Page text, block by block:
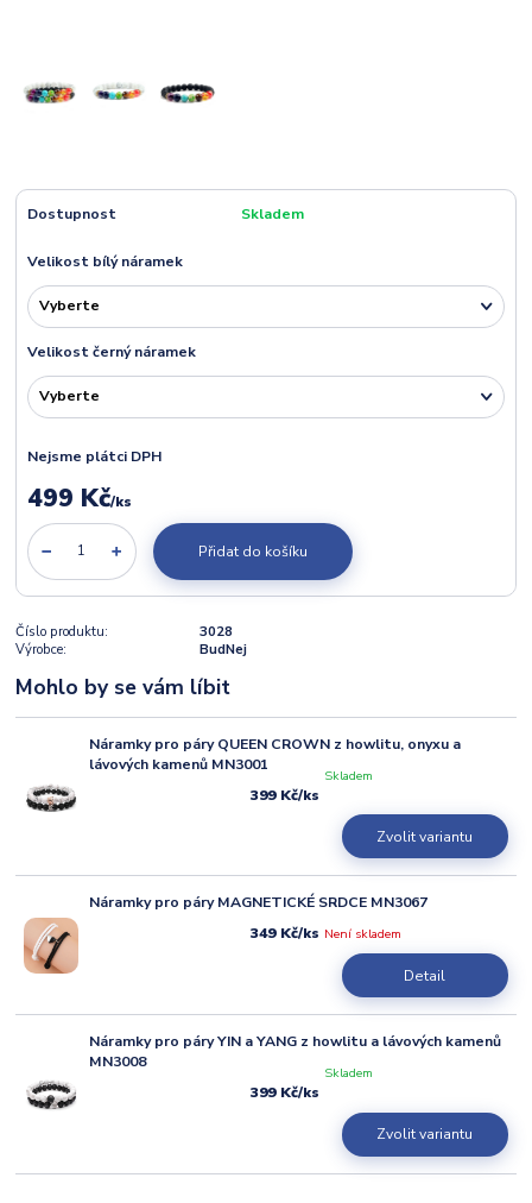
Dostupnost Skladem
Velikost bílý náramek
Velikost černý náramek
Nejsme plátci DPH
499 Kč/ks
Přidat do košíku
Číslo produktu:
3028
Výrobce:
BudNej
Mohlo by se vám líbit
Náramky pro páry QUEEN CROWN z howlitu, onyxu a
lávových kamenů MN3001
399 Kč/ks
Skladem
Zvolit variantu
Náramky pro páry MAGNETICKÉ SRDCE MN3067
349 Kč/ks Není skladem
Detail
Náramky pro páry YIN a YANG z howlitu a lávových kamenů
MN3008
399 Kč/ks
Skladem
Zvolit variantu